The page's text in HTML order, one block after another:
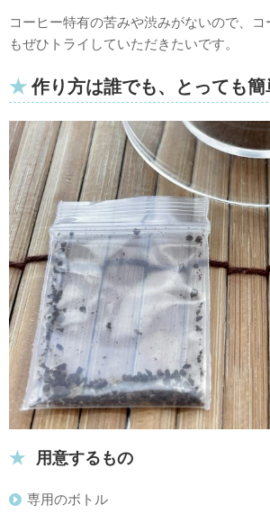
コーヒー特有の苦みや渋みがないので、
もぜひトライしていただきたいです。
作り方は誰でも、とっても簡
用意するもの
専用のボトル